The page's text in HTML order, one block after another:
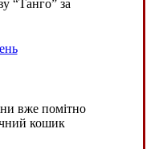
“Танго” за
вже помітно
кошик